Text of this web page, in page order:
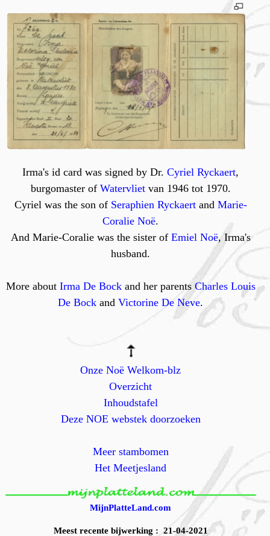
Irma's id card was signed by Dr.Cyriel Ryckaert,
burgomaster of Watervlietvan 1946 tot 1970.
Cyriel was the son of Seraphien Ryckaertand Marie-
Coralie Noë.
And Marie-Coralie was the sister of Emiel Noë, Irma's
husband.
More about Irma De Bockand her parents Charles Louis
De Bock andVictorine De Neve.
Onze Noë Welkom-blz
Overzicht
Inhoudstafel
Deze NOE webstek doorzoeken
Meer stambomen
Het Meetjesland
MijnPlatteLand.com
Meest recente bijwerking : 21-04-2021